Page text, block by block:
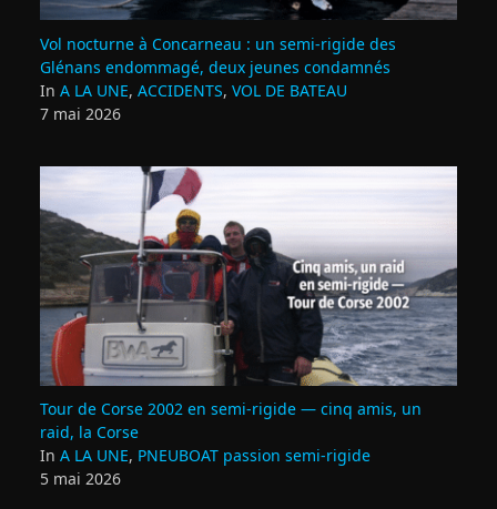
Vol nocturne à Concarneau : un semi‑rigide des
Glénans endommagé, deux jeunes condamnés
In A LA UNE, ACCIDENTS, VOL DE BATEAU
7 mai 2026
Tour de Corse 2002 en semi‑rigide — cinq amis, un
raid, la Corse
In A LA UNE, PNEUBOAT passion semi-rigide
5 mai 2026